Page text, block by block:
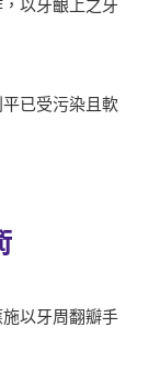
以牙齦上之牙
已受污染且軟
以牙周翻瓣手